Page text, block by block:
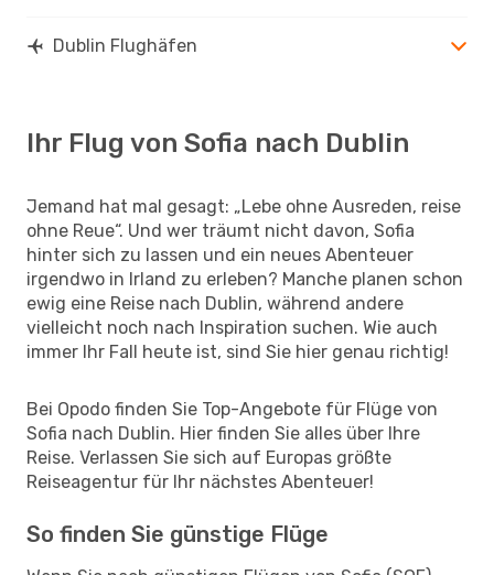
Dublin Flughäfen
Ihr Flug von Sofia nach Dublin
Jemand hat mal gesagt: „Lebe ohne Ausreden, reise
ohne Reue“. Und wer träumt nicht davon, Sofia
hinter sich zu lassen und ein neues Abenteuer
irgendwo in Irland zu erleben? Manche planen schon
ewig eine Reise nach Dublin, während andere
vielleicht noch nach Inspiration suchen. Wie auch
immer Ihr Fall heute ist, sind Sie hier genau richtig!
Bei Opodo finden Sie Top-Angebote für Flüge von
Sofia nach Dublin. Hier finden Sie alles über Ihre
Reise. Verlassen Sie sich auf Europas größte
Reiseagentur für Ihr nächstes Abenteuer!
So finden Sie günstige Flüge